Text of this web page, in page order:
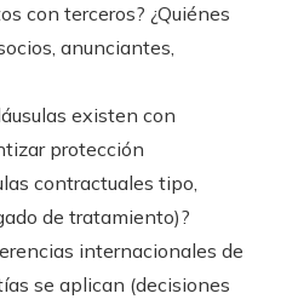
con terceros? ¿Quiénes
anunciantes,
existen con
protección
contractuales tipo,
de tratamiento)?
internacionales de
se aplican (decisiones